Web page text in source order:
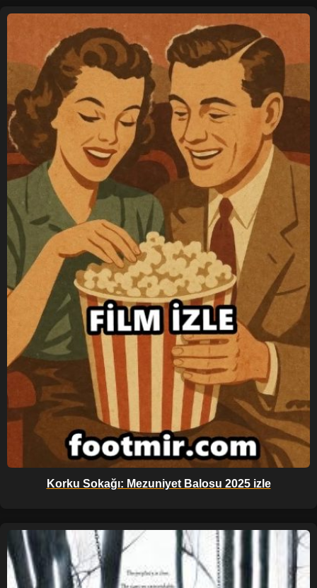
Korku Sokağı: Mezuniyet Balosu 2025 izle